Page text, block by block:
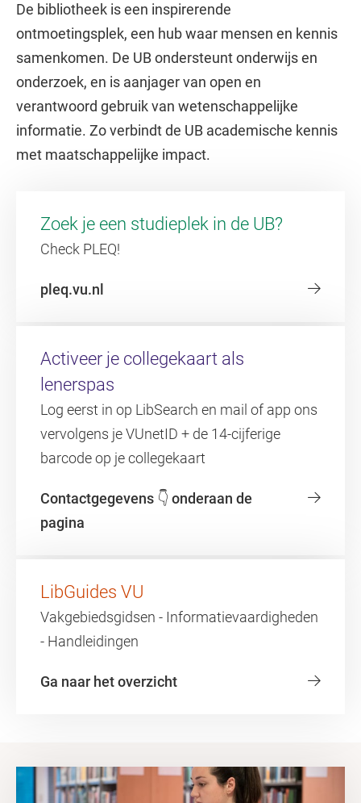
De bibliotheek is een inspirerende
ontmoetingsplek, een hub waar mensen en kennis
samenkomen. De UB ondersteunt onderwijs en
onderzoek, en is aanjager van open en
verantwoord gebruik van wetenschappelijke
informatie. Zo verbindt de UB academische kennis
met maatschappelijke impact.
Zoek je een studieplek in de UB?
Check PLEQ!
pleq.vu.nl
Activeer je collegekaart als
lenerspas
Log eerst in op LibSearch en mail of app ons
vervolgens je VUnetID + de 14-cijferige
barcode op je collegekaart
Contactgegevens 👇 onderaan de
pagina
LibGuides VU
Vakgebiedsgidsen - Informatievaardigheden
- Handleidingen
Ga naar het overzicht